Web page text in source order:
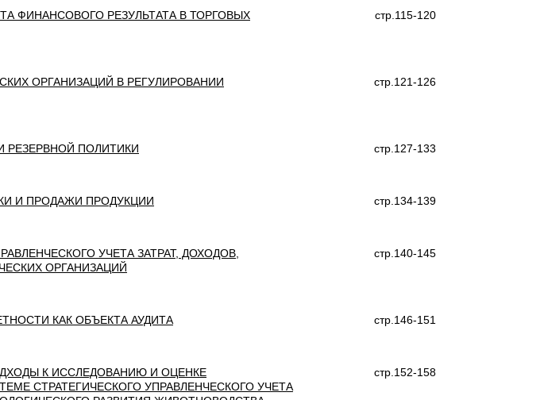
ФИНАНСОВОГО РЕЗУЛЬТАТА В ТОРГОВЫХ
стр.115-120
ОРГАНИЗАЦИЙ В РЕГУЛИРОВАНИИ
стр.121-126
РЕЗЕРВНОЙ ПОЛИТИКИ
стр.127-133
И ПРОДАЖИ ПРОДУКЦИИ
стр.134-139
УЧЕТА ЗАТРАТ, ДОХОДОВ,
ОРГАНИЗАЦИЙ
стр.140-145
КАК ОБЪЕКТА АУДИТА
стр.146-151
К ИССЛЕДОВАНИЮ И ОЦЕНКЕ
СТРАТЕГИЧЕСКОГО УПРАВЛЕНЧЕСКОГО УЧЕТА
стр.152-158